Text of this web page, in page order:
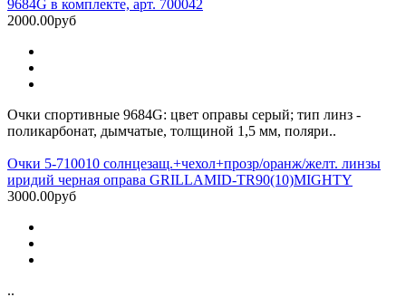
9684G в комплекте, арт. 700042
2000.00руб
Очки спортивные 9684G: цвет оправы серый; тип линз -
поликарбонат, дымчатые, толщиной 1,5 мм, поляри..
Очки 5-710010 солнцезащ.+чехол+прозр/оранж/желт. линзы
иридий черная оправа GRILLAMID-TR90(10)MIGHTY
3000.00руб
..